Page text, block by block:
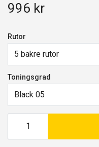
996 kr
Rutor
5 bakre rutor
Toningsgrad
Black 05